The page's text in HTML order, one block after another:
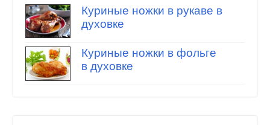
Куриные ножки в рукаве в
духовке
Куриные ножки в фольге
в духовке